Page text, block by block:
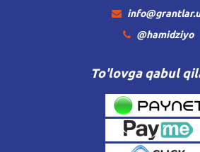
@hamidziyo
To'lovga qabul